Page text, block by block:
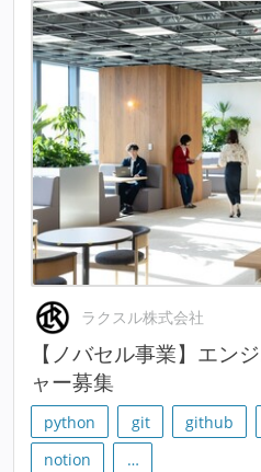
ラクスル株式会社
【ノバセル事業】エン
ャー募集
python git github
notion
…